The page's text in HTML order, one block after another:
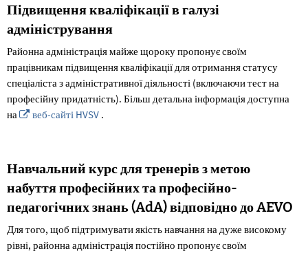
Підвищення кваліфікації в галузі
адміністрування
Районна адміністрація майже щороку пропонує своїм
працівникам підвищення кваліфікації для отримання статусу
спеціаліста з адміністративної діяльності (включаючи тест на
професійну придатність). Більш детальна інформація доступна
на
веб-сайті HVSV .
Навчальний курс для тренерів з метою
набуття професійних та професійно-
педагогічних знань (AdA) відповідно до AEVO
Для того, щоб підтримувати якість навчання на дуже високому
рівні, районна адміністрація постійно пропонує своїм